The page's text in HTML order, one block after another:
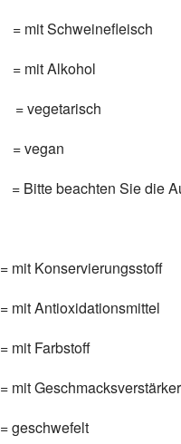
mit Schweinefleisch
mit Alkohol
vegetarisch
vegan
Bitte beachten Sie die
mit Konservierungsstoff
mit Antioxidationsmittel
mit Farbstoff
mit Geschmacksverstärker
geschwefelt